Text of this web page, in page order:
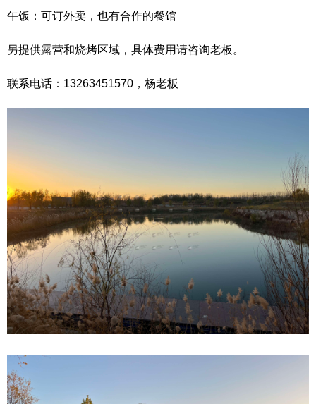
午饭：可订外卖，也有合作的餐馆
另提供露营和烧烤区域，具体费用请咨询老板。
联系电话：13263451570，杨老板